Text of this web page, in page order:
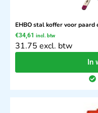
EHBO stal koffer voor paard
€34,61 incl. btw
31.75 excl. btw
In